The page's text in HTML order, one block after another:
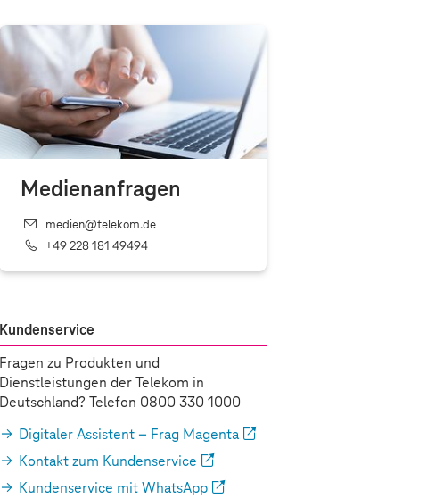
Medienanfragen
medien@telekom.de
+49 228 181 49494
Kundenservice
Fragen zu Produkten und
Dienstleistungen der Telekom in
Deutschland? Telefon 0800 330 1000
Digitaler Assistent – Frag Magenta
Kontakt zum Kundenservice
Kundenservice mit WhatsApp